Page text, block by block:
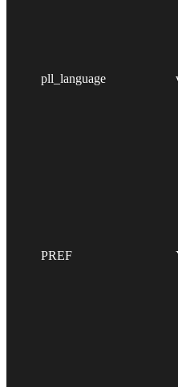
pll_language
PREF